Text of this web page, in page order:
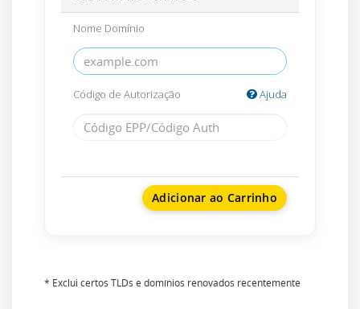
Nome Domínio
Código de Autorização Ajuda
Adicionar ao Carrinho
* Exclui certos TLDs e domínios renovados recentemente